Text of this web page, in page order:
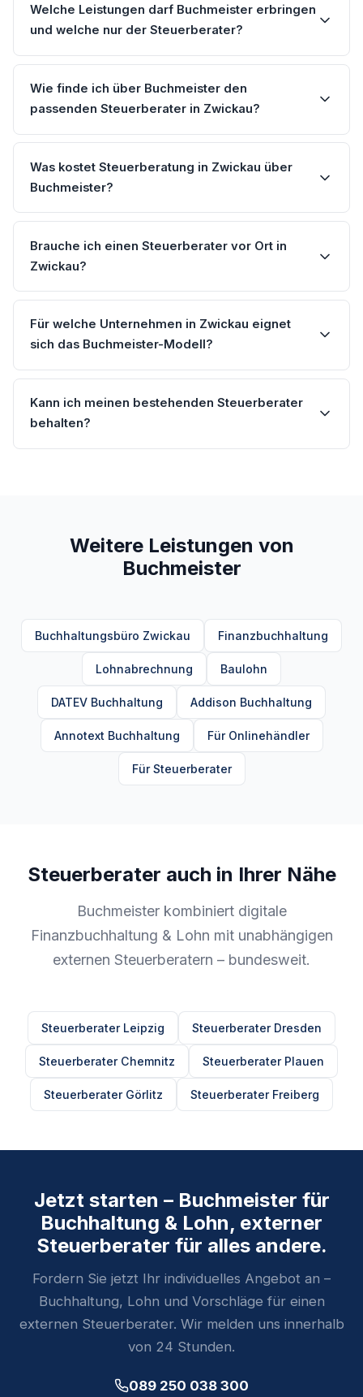
Welche Leistungen darf Buchmeister erbringen
und welche nur der Steuerberater?
Wie finde ich über Buchmeister den
passenden Steuerberater in Zwickau?
Was kostet Steuerberatung in Zwickau über
Buchmeister?
Brauche ich einen Steuerberater vor Ort in
Zwickau?
Für welche Unternehmen in Zwickau eignet
sich das Buchmeister-Modell?
Kann ich meinen bestehenden Steuerberater
behalten?
Weitere Leistungen von
Buchmeister
Buchhaltungsbüro Zwickau Finanzbuchhaltung
Lohnabrechnung Baulohn
DATEV Buchhaltung Addison Buchhaltung
Annotext Buchhaltung Für Onlinehändler
Für Steuerberater
Steuerberater auch in Ihrer Nähe
Buchmeister kombiniert digitale
Finanzbuchhaltung & Lohn mit unabhängigen
externen Steuerberatern – bundesweit.
Steuerberater Leipzig Steuerberater Dresden
Steuerberater Chemnitz Steuerberater Plauen
Steuerberater Görlitz Steuerberater Freiberg
Jetzt starten – Buchmeister für
Buchhaltung & Lohn, externer
Steuerberater für alles andere.
Fordern Sie jetzt Ihr individuelles Angebot an –
Buchhaltung, Lohn und Vorschläge für einen
externen Steuerberater. Wir melden uns innerhalb
von 24 Stunden.
089 250 038 300